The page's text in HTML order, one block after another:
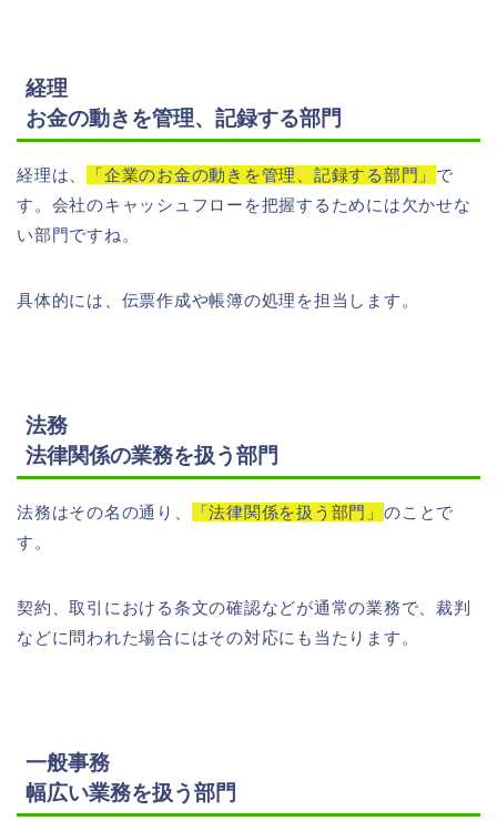
経理
お金の動きを管理、記録する部門
経理は、 「企業のお金の動きを管理、記録する部門」 で
す。会社のキャッシュフローを把握するためには欠かせな
い部門ですね。
具体的には、伝票作成や帳簿の処理を担当します。
法務
法律関係の業務を扱う部門
法務はその名の通り、 「法律関係を扱う部門」 のことで
す。
契約、取引における条文の確認などが通常の業務で、裁判
などに問われた場合にはその対応にも当たります。
一般事務
幅広い業務を扱う部門